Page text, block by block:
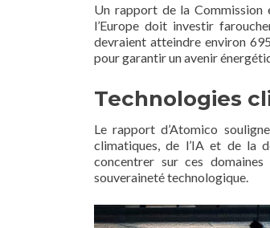
Un rapport de la Commission
l’Europe doit investir
devraient atteindre environ
pour garantir un avenir
Technologies
Le rapport d’Atomico
climatiques, de l’IA et de la
concentrer sur ces
souveraineté technologique.